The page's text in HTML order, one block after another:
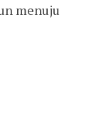
menuju